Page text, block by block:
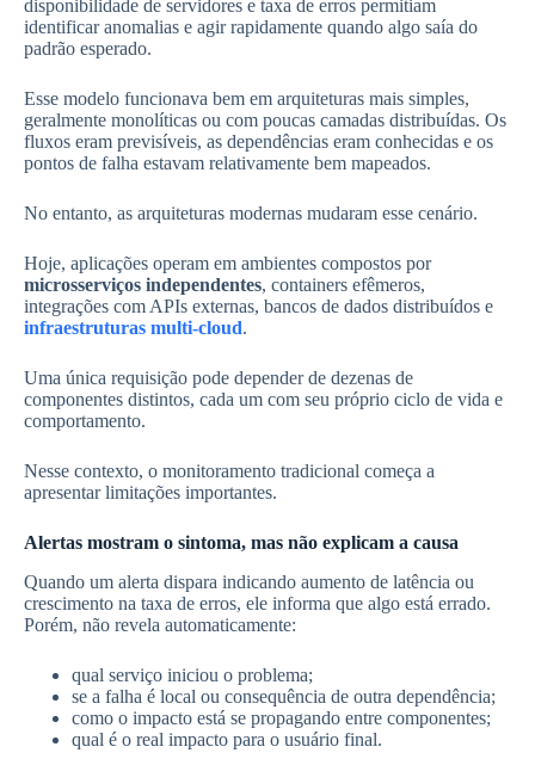
disponibilidade de servidores e taxa de erros permitiam
identificar anomalias e agir rapidamente quando algo saía do
padrão esperado.
Esse modelo funcionava bem em arquiteturas mais simples,
geralmente monolíticas ou com poucas camadas distribuídas. Os
fluxos eram previsíveis, as dependências eram conhecidas e os
pontos de falha estavam relativamente bem mapeados.
No entanto, as arquiteturas modernas mudaram esse cenário.
Hoje, aplicações operam em ambientes compostos por
microsserviços independentes, containers efêmeros,
integrações com APIs externas, bancos de dados distribuídos e
infraestruturas multi-cloud.
Uma única requisição pode depender de dezenas de
componentes distintos, cada um com seu próprio ciclo de vida e
comportamento.
Nesse contexto, o monitoramento tradicional começa a
apresentar limitações importantes.
Alertas mostram o sintoma, mas não explicam a causa
Quando um alerta dispara indicando aumento de latência ou
crescimento na taxa de erros, ele informa que algo está errado.
Porém, não revela automaticamente:
qual serviço iniciou o problema;
se a falha é local ou consequência de outra dependência;
como o impacto está se propagando entre componentes;
qual é o real impacto para o usuário final.